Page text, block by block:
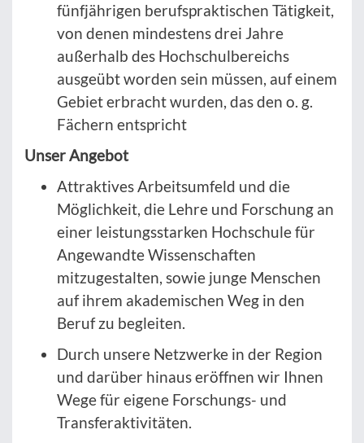
fünfjährigen berufspraktischen Tätigkeit,
von denen mindestens drei Jahre
außerhalb des Hochschulbereichs
ausgeübt worden sein müssen, auf einem
Gebiet erbracht wurden, das den o. g.
Fächern entspricht
Unser Angebot
Attraktives Arbeitsumfeld und die
Möglichkeit, die Lehre und Forschung an
einer leistungsstarken Hochschule für
Angewandte Wissenschaften
mitzugestalten, sowie junge Menschen
auf ihrem akademischen Weg in den
Beruf zu begleiten.
Durch unsere Netzwerke in der Region
und darüber hinaus eröffnen wir Ihnen
Wege für eigene Forschungs- und
Transferaktivitäten.